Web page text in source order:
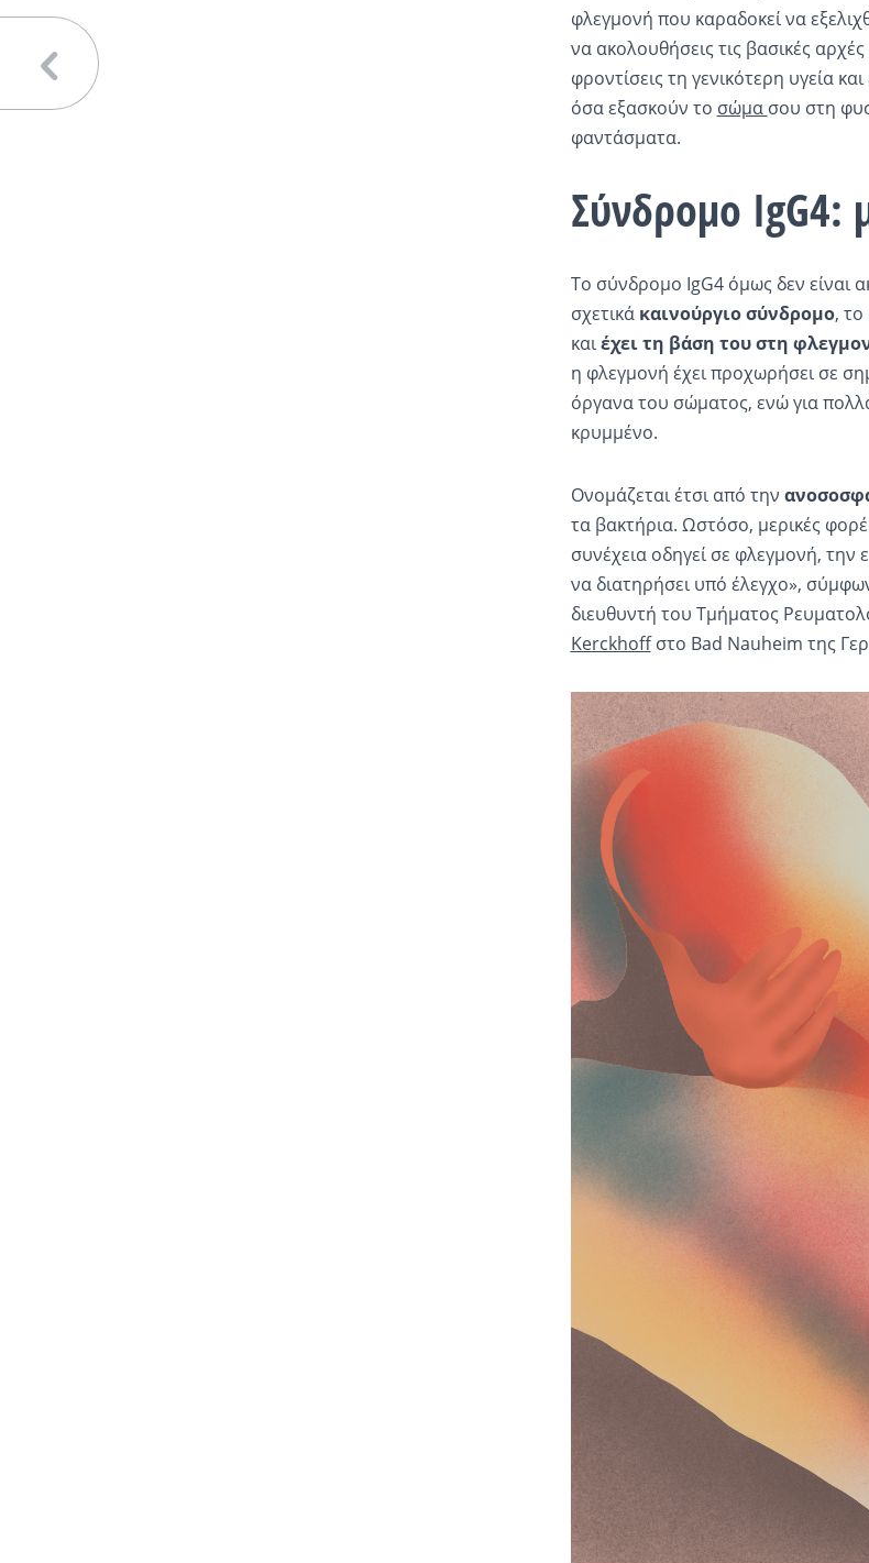
φλεγμονή που καραδοκεί να
να ακολουθήσεις τις βασικές αρχές
φροντίσεις τη γενικότερη υγεία
όσα εξασκούν το σώμα σου στη
φαντάσματα.
Σύνδρομο IgG4:
Το σύνδρομο IgG4 όμως δεν είναι
σχετικά καινούργιο σύνδρομο, το
καιέχει τη βάση του στη
η φλεγμονή έχει προχωρήσει σε
όργανα του σώματος, ενώ για
κρυμμένο.
Oνομάζεται έτσι από την
τα βακτήρια. Ωστόσο, μερικές
συνέχεια οδηγεί σε φλεγμονή,
να διατηρήσει υπό έλεγχο»,
διευθυντή του Τμήματος
Kerckhoffστο Bad Nauheim της